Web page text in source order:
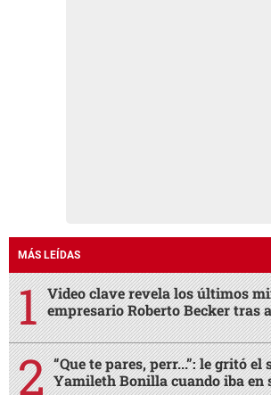
MÁS LEÍDAS
Video clave revela los últimos
empresario Roberto Becker tras
“Que te pares, perr...”: le gritó el
Yamileth Bonilla cuando iba en